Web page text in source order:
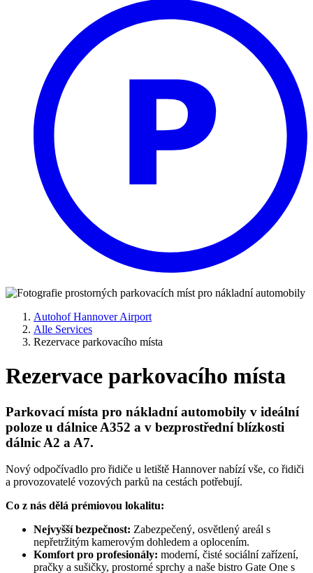
Autohof Hannover Airport
Alle Services
Rezervace parkovacího místa
Rezervace parkovacího místa
Parkovací místa pro nákladní automobily v ideální
poloze u dálnice A352 a v bezprostřední blízkosti
dálnic A2 a A7.
Nový odpočívadlo pro řidiče u letiště Hannover nabízí vše, co řidiči
a provozovatelé vozových parků na cestách potřebují.
Co z nás dělá prémiovou lokalitu:
Nejvyšší bezpečnost: Zabezpečený, osvětlený areál s
nepřetržitým kamerovým dohledem a oplocením.
Komfort pro profesionály: moderní, čisté sociální zařízení,
pračky a sušičky, prostorné sprchy a naše bistro Gate One s